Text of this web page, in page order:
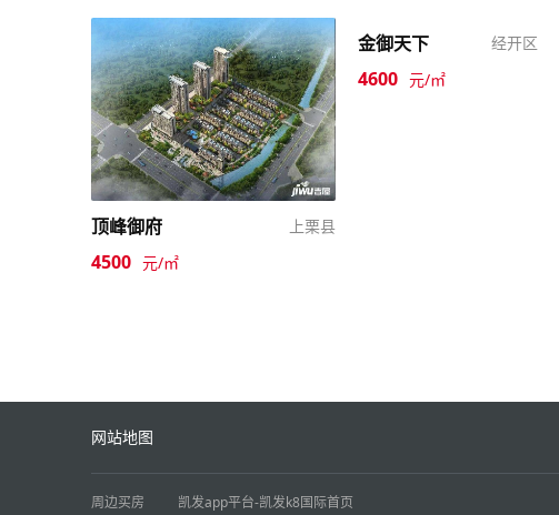
顶峰御府 上栗县
4500 元/㎡
金御天下 经开区
4600 元/㎡
网站地图
周边买房 凯发app平台-凯发k8国际首页